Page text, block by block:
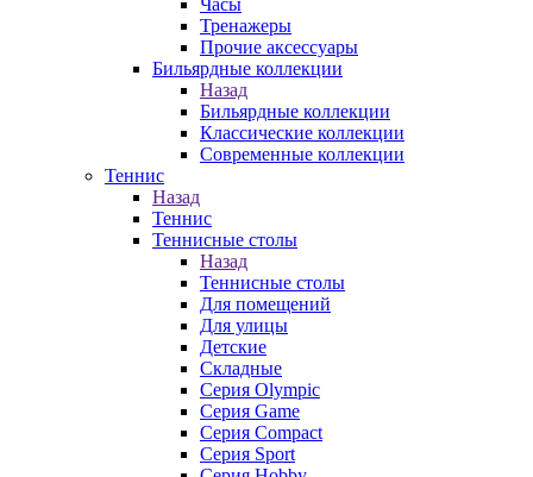
Часы
Тренажеры
Прочие аксессуары
Бильярдные коллекции
Назад
Бильярдные коллекции
Классические коллекции
Современные коллекции
Теннис
Назад
Теннис
Теннисные столы
Назад
Теннисные столы
Для помещений
Для улицы
Детские
Складные
Серия Olympic
Серия Game
Серия Compact
Серия Sport